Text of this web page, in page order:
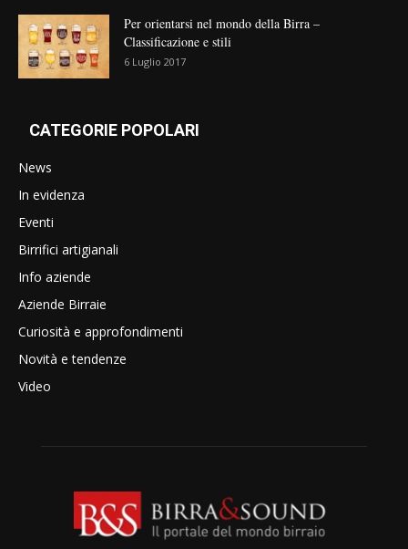
Per orientarsi nel mondo della Birra –
Classificazione e stili
6 Luglio 2017
CATEGORIE POPOLARI
News
In evidenza
Eventi
Birrifici artigianali
Info aziende
Aziende Birraie
Curiosità e approfondimenti
Novità e tendenze
Video